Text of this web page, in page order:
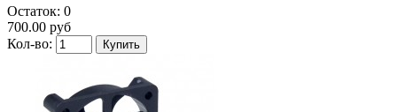
Остаток: 0
700.00 руб
Кол-во: